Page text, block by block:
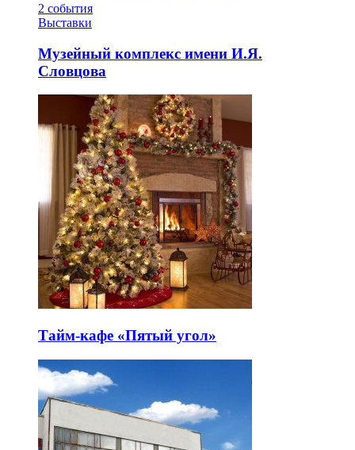
2 события
Выставки
Музейный комплекс имени И.Я.
Словцова
Тайм-кафе «Пятый угол»